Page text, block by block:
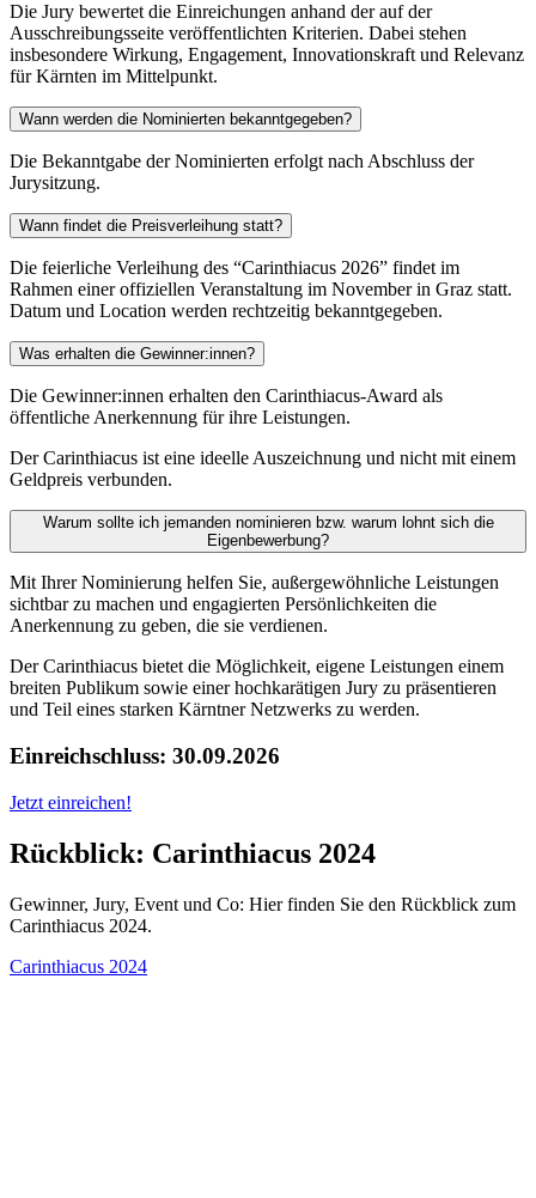
Die Jury bewertet die Einreichungen anhand der auf der
Ausschreibungsseite veröffentlichten Kriterien. Dabei stehen
insbesondere Wirkung, Engagement, Innovationskraft und Relevanz
für Kärnten im Mittelpunkt.
Wann werden die Nominierten bekanntgegeben?
Die Bekanntgabe der Nominierten erfolgt nach Abschluss der
Jurysitzung.
Wann findet die Preisverleihung statt?
Die feierliche Verleihung des “Carinthiacus 2026” findet im
Rahmen einer offiziellen Veranstaltung im November in Graz statt.
Datum und Location werden rechtzeitig bekanntgegeben.
Was erhalten die Gewinner:innen?
Die Gewinner:innen erhalten den Carinthiacus-Award als
öffentliche Anerkennung für ihre Leistungen.
Der Carinthiacus ist eine ideelle Auszeichnung und nicht mit einem
Geldpreis verbunden.
Warum sollte ich jemanden nominieren bzw. warum lohnt sich die
Eigenbewerbung?
Mit Ihrer Nominierung helfen Sie, außergewöhnliche Leistungen
sichtbar zu machen und engagierten Persönlichkeiten die
Anerkennung zu geben, die sie verdienen.
Der Carinthiacus bietet die Möglichkeit, eigene Leistungen einem
breiten Publikum sowie einer hochkarätigen Jury zu präsentieren
und Teil eines starken Kärntner Netzwerks zu werden.
Einreichschluss: 30.09.2026
Jetzt einreichen!
Rückblick: Carinthiacus 2024
Gewinner, Jury, Event und Co: Hier finden Sie den Rückblick zum
Carinthiacus 2024.
Carinthiacus 2024